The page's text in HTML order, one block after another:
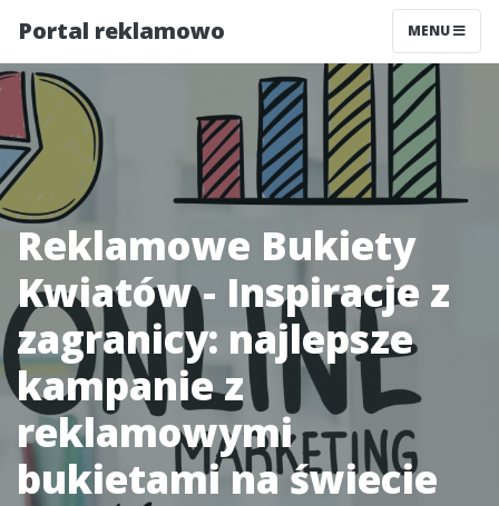
Portal reklamowo MENU
Reklamowe Bukiety
Kwiatów - Inspiracje z
zagranicy: najlepsze
kampanie z
reklamowymi
bukietami na świecie